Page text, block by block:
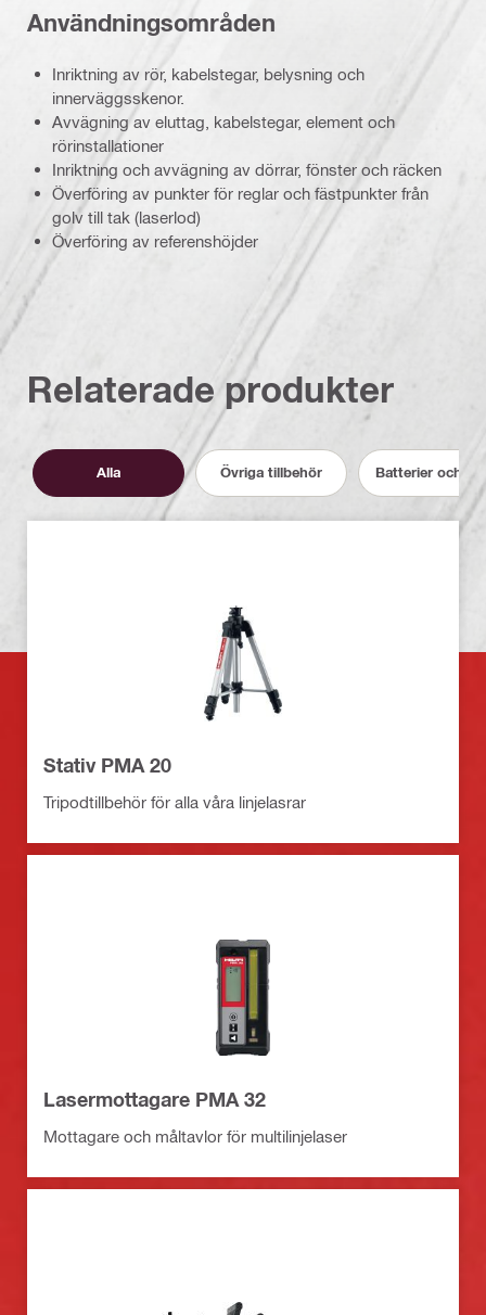
Användningsområden
Inriktning av rör, kabelstegar, belysning och
innerväggsskenor.
Avvägning av eluttag, kabelstegar, element och
rörinstallationer
Inriktning och avvägning av dörrar, fönster och räcken
Överföring av punkter för reglar och fästpunkter från
golv till tak (laserlod)
Överföring av referenshöjder
Relaterade produkter
Alla Övriga tillbehör Batterier och
Stativ PMA 20
Tripodtillbehör för alla våra linjelasrar
Lasermottagare PMA 32
Mottagare och måltavlor för multilinjelaser